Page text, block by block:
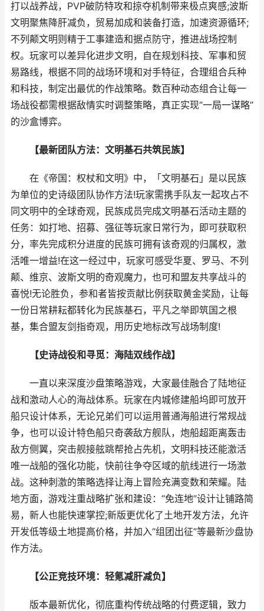
打以战养战，PVP破防特攻和掠夺机制带来极点爽感;波斯
文明聚焦降肝减负，贸易加成和装备打造，加速资源循环;
不列颠文明则精于工事建造和据点防守，推进战场控制
权。玩家可以差异化进步文明，自在规划科技、军事和贸
易路线，根据不同的战场环境和对手特征，合理组合兵种
和科技，制定出最优的作战策略。数百种动态组合让每一
场战役都需根据敌情实时调整策略，真正实现“一局一谋略”
的沙盒博弈。
【最新团队方法：文明基石共筑民族】
在《帝国：权杖和文明》中，「文明基石」是以民族
为单位的史诗级团队协作方法!玩家需携手队友一起攻占不
同文明中的全球奇观，民族成员完成文明基石活动主题的
任务：如打地、招募、强征等玩家日常行为，即可获取积
分，率先完成积分进度的民族可拥有该奇观的归属权，激
活唯一增益!在这一经过中，玩家可感受华夏、罗马、不列
颠、维京、波斯文明的奇观魔力，也可和盟友共享战斗的
喜悦!无论胜负，参和者皆按贡献比例获取黄金奖励，让每
一份日常耕耘都转化为民族基石，平凡之举即筑国之根
基，集合盟友剑指奇观，用历史地标改写战场制度!
【史诗战役和寻觅：海陆双线作战】
一直以来深度沙盘策略游戏，大家最佳融合了陆地征
战和激动人心的海战体系。玩家在内城修建船坞即可放开
船只设计体系，无论兄弟们可以运用普通海船进行常规战
争，也可以设计特色船只奇袭敌方舰队，炮船超距离轰击
敌方侧翼，突击舰接舷跳帮抢占先机，文明科技还能激活
唯一战船的强化功能，快前往争夺区域的航线进行一场激
战。这种刺激的策略选择让海上冒险充满变数和荣耀。陆
地方面，游戏注重战略扩张和建设：“免连地”设计让铺路简
易，新人也能快速掌控;新版更优化了土地开发方法，允许
开发低等级土地提高价格，并加入“组团出征”等最新沙盘协
作方法。
【公正竞技环境：轻氪减肝减负】
版本最新优化，彻底重构传统战略的付费逻辑，致力